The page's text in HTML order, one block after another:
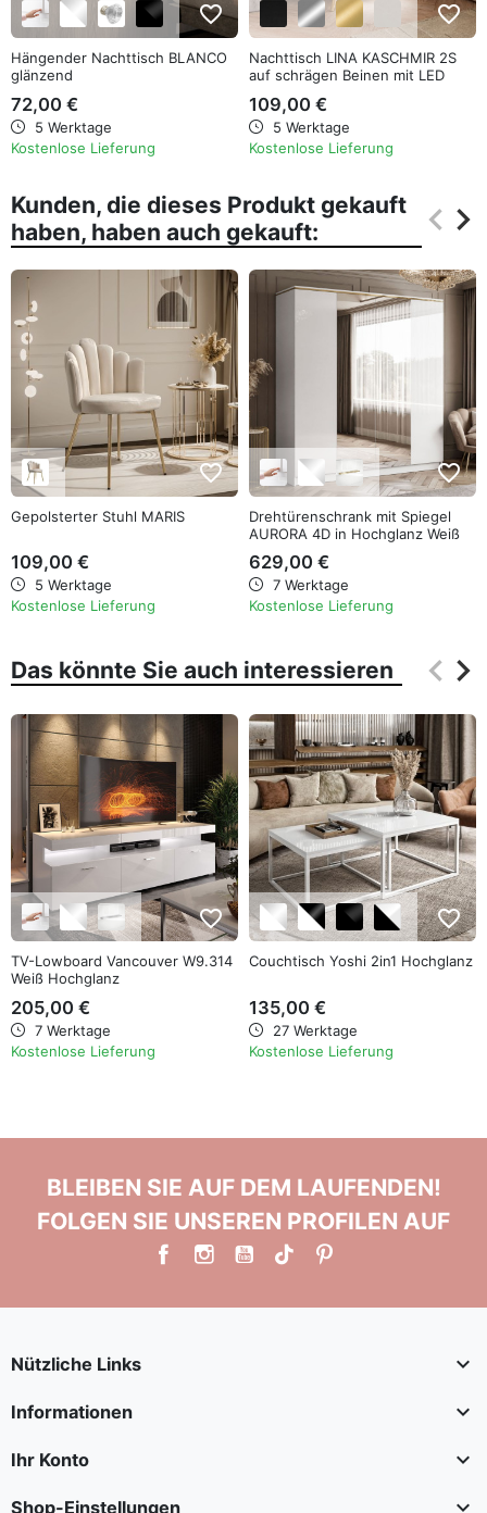
favorite_border
Hängender Nachttisch BLANCO
glänzend
72,00 €
5 Werktage
Kostenlose Lieferung
favorite_border
Nachttisch LINA KASCHMIR 2S
auf schrägen Beinen mit LED
109,00 €
5 Werktage
Kostenlose Lieferung
Kunden, die dieses Produkt gekauft
haben, haben auch gekauft:
keyboard_arrow_left
keyboard_arrow_right
favorite_border
Gepolsterter Stuhl MARIS
109,00 €
5 Werktage
Kostenlose Lieferung
favorite_border
Drehtürenschrank mit Spiegel
AURORA 4D in Hochglanz Weiß
629,00 €
7 Werktage
Kostenlose Lieferung
Das könnte Sie auch interessieren keyboard_arrow_left
keyboard_arrow_right
favorite_border
TV-Lowboard Vancouver W9.314
Weiß Hochglanz
205,00 €
7 Werktage
Kostenlose Lieferung
favorite_border
Couchtisch Yoshi 2in1 Hochglanz
135,00 €
27 Werktage
Kostenlose Lieferung
BLEIBEN SIE AUF DEM LAUFENDEN!
FOLGEN SIE UNSEREN PROFILEN AUF
Nützliche Links 
Informationen 
Ihr Konto 
Shop-Einstellungen 